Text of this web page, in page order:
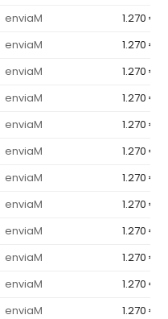
enviaM
1.270 €
enviaM
1.270 €
enviaM
1.270 €
enviaM
1.270 €
enviaM
1.270 €
enviaM
1.270 €
enviaM
1.270 €
enviaM
1.270 €
enviaM
1.270 €
enviaM
1.270 €
enviaM
1.270 €
enviaM
1.270 €